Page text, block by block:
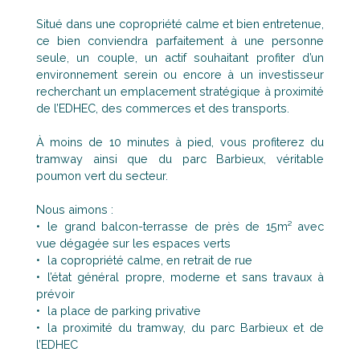
Situé dans une copropriété calme et bien entretenue,
ce bien conviendra parfaitement à une personne
seule, un couple, un actif souhaitant profiter d’un
environnement serein ou encore à un investisseur
recherchant un emplacement stratégique à proximité
de l’EDHEC, des commerces et des transports.
À moins de 10 minutes à pied, vous profiterez du
tramway ainsi que du parc Barbieux, véritable
poumon vert du secteur.
Nous aimons :
le grand balcon-terrasse de près de 15m² avec
vue dégagée sur les espaces verts
la copropriété calme, en retrait de rue
l’état général propre, moderne et sans travaux à
prévoir
la place de parking privative
la proximité du tramway, du parc Barbieux et de
l’EDHEC